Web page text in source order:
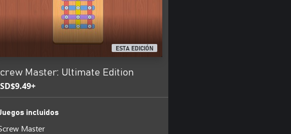
a desatornillar ahora y vea si
ESTA EDICIÓN
Master: Ultimate Edition
incluidos
Master